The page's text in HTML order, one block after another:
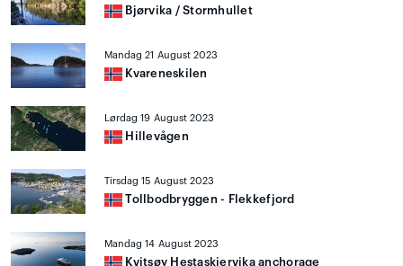
Bjørvika / Stormhullet
Mandag 21 August 2023
Kvareneskilen
Lørdag 19 August 2023
Hillevågen
Tirsdag 15 August 2023
Tollbodbryggen - Flekkefjord
Mandag 14 August 2023
Kvitsøy Hestaskjervika anchorage